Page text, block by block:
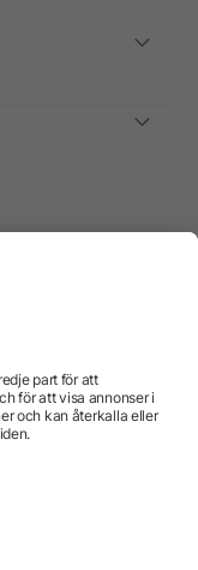
och